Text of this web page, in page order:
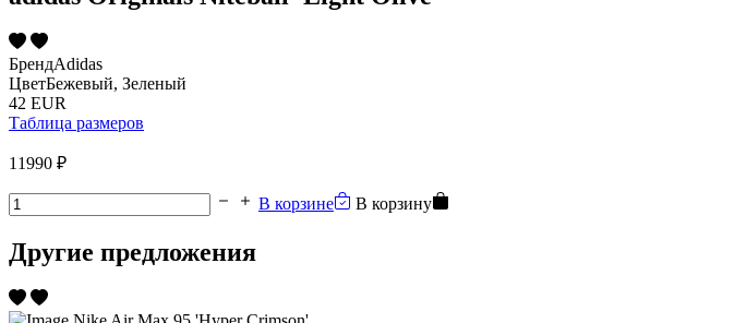
БрендAdidas
ЦветБежевый, Зеленый
42 EUR
Таблица размеров
11990 ₽
В корзине В корзину
Другие предложения